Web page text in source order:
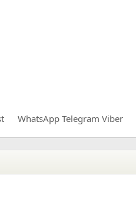
WhatsApp Telegram Viber